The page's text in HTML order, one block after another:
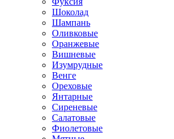
Шоколад
Шампань
Оливковые
Оранжевые
Вишневые
Изумрудные
Венге
Ореховые
Янтарные
Сиреневые
Салатовые
Фиолетовые